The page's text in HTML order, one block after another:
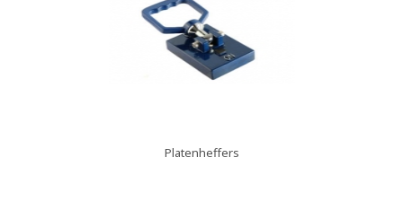
Platenheffers